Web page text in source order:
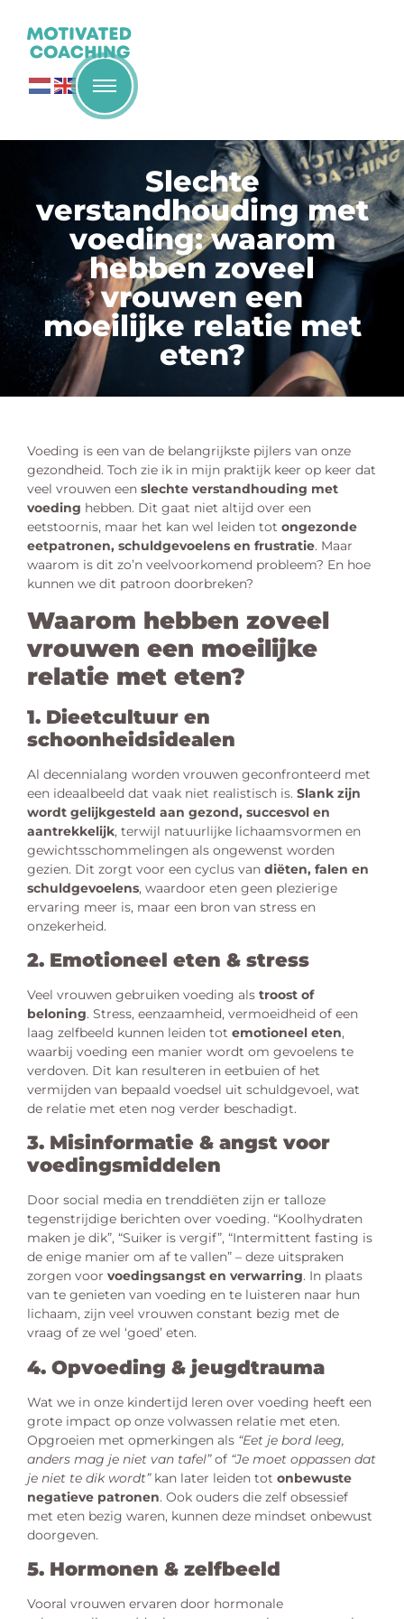
Slechte
verstandhouding met
voeding: waarom
hebben zoveel
vrouwen een
moeilijke relatie met
eten?
Voeding is een van de belangrijkste pijlers van onze
gezondheid. Toch zie ik in mijn praktijk keer op keer dat
veel vrouwen een slechte verstandhouding met
voeding hebben. Dit gaat niet altijd over een
eetstoornis, maar het kan wel leiden tot ongezonde
eetpatronen, schuldgevoelens en frustratie. Maar
waarom is dit zo’n veelvoorkomend probleem? En hoe
kunnen we dit patroon doorbreken?
Waarom hebben zoveel
vrouwen een moeilijke
relatie met eten?
1. Dieetcultuur en
schoonheidsidealen
Al decennialang worden vrouwen geconfronteerd met
een ideaalbeeld dat vaak niet realistisch is. Slank zijn
wordt gelijkgesteld aan gezond, succesvol en
aantrekkelijk, terwijl natuurlijke lichaamsvormen en
gewichtsschommelingen als ongewenst worden
gezien. Dit zorgt voor een cyclus van diëten, falen en
schuldgevoelens, waardoor eten geen plezierige
ervaring meer is, maar een bron van stress en
onzekerheid.
2. Emotioneel eten & stress
Veel vrouwen gebruiken voeding als troost of
beloning. Stress, eenzaamheid, vermoeidheid of een
laag zelfbeeld kunnen leiden tot emotioneel eten,
waarbij voeding een manier wordt om gevoelens te
verdoven. Dit kan resulteren in eetbuien of het
vermijden van bepaald voedsel uit schuldgevoel, wat
de relatie met eten nog verder beschadigt.
3. Misinformatie & angst voor
voedingsmiddelen
Door social media en trenddiëten zijn er talloze
tegenstrijdige berichten over voeding. “Koolhydraten
maken je dik”, “Suiker is vergif”, “Intermittent fasting is
de enige manier om af te vallen” – deze uitspraken
zorgen voor voedingsangst en verwarring. In plaats
van te genieten van voeding en te luisteren naar hun
lichaam, zijn veel vrouwen constant bezig met de
vraag of ze wel ‘goed’ eten.
4. Opvoeding & jeugdtrauma
Wat we in onze kindertijd leren over voeding heeft een
grote impact op onze volwassen relatie met eten.
Opgroeien met opmerkingen als “Eet je bord leeg,
anders mag je niet van tafel”of “Je moet oppassen dat
je niet te dik wordt”kan later leiden tot onbewuste
negatieve patronen. Ook ouders die zelf obsessief
met eten bezig waren, kunnen deze mindset onbewust
doorgeven.
5. Hormonen & zelfbeeld
Vooral vrouwen ervaren door hormonale